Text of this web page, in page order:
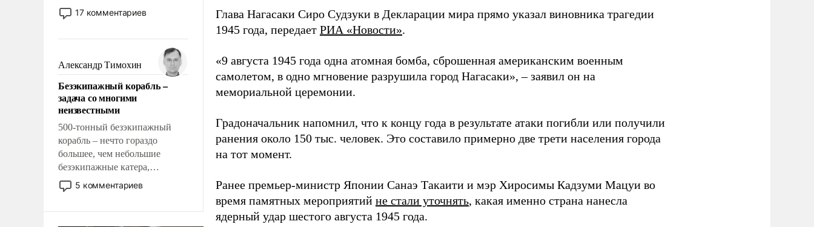
принадлежит, а кого из нее
исключили с правом
чем она отличается от просто
образованных людей. Иногда
казалось, что эти вопросы
решены раз и навсегда, но –
нет, не решены.
17 комментариев
Александр Тимохин
Безэкипажный корабль –
задача со многими
неизвестными
500-тонный безэкипажный
корабль – нечто гораздо
большее, чем небольшие
безэкипажные катера,
применение которых уже
стало обыденностью. Задача по
5 комментариев
Глава Нагасаки Сиро Судзуки в Декларации мира прямо указал виновника трагедии
1945 года, передает РИА «Новости».
«9 августа 1945 года одна атомная бомба, сброшенная американским военным
самолетом, в одно мгновение разрушила город Нагасаки», – заявил он на
мемориальной церемонии.
Градоначальник напомнил, что к концу года в результате атаки погибли или получили
ранения около 150 тыс. человек. Это составило примерно две трети населения города
на тот момент.
Ранее премьер-министр Японии Санаэ Такаити и мэр Хиросимы Кадзуми Мацуи во
время памятных мероприятий не стали уточнять, какая именно страна нанесла
ядерный удар шестого августа 1945 года.